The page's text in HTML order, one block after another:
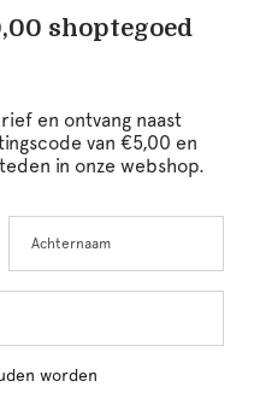
shoptegoed
en ontvang naast
van €5,00 en
in onze webshop.
worden